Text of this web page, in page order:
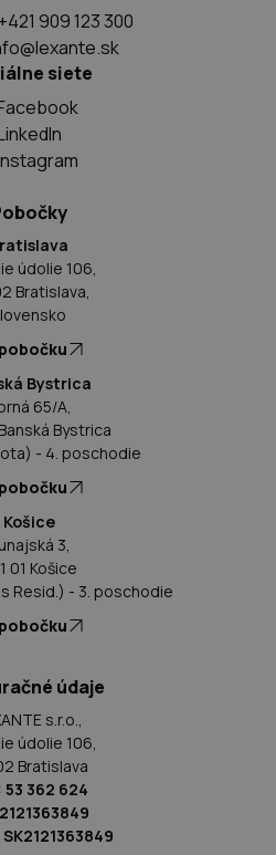
909 123 300
siete
údolie 106,
Bratislava,
Bystrica
65/A,
Bystrica
- 4. poschodie
Košice
3,
01 Košice
Resid.) - 3. poschodie
údaje
s.r.o.,
údolie 106,
Bratislava
53 362 624
SK2121363849